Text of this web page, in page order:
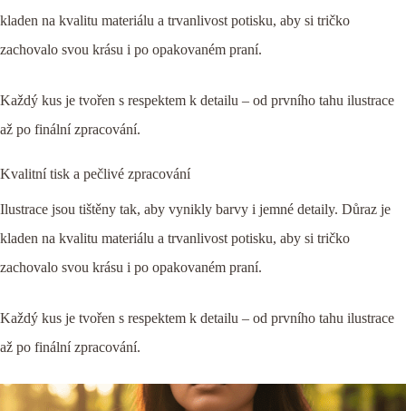
kladen na kvalitu materiálu a trvanlivost potisku, aby si tričko
zachovalo svou krásu i po opakovaném praní.
Každý kus je tvořen s respektem k detailu – od prvního tahu ilustrace
až po finální zpracování.
Kvalitní tisk a pečlivé zpracování
Ilustrace jsou tištěny tak, aby vynikly barvy i jemné detaily. Důraz je
kladen na kvalitu materiálu a trvanlivost potisku, aby si tričko
zachovalo svou krásu i po opakovaném praní.
Každý kus je tvořen s respektem k detailu – od prvního tahu ilustrace
až po finální zpracování.